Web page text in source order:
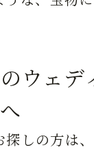
ウェデ
しの方は